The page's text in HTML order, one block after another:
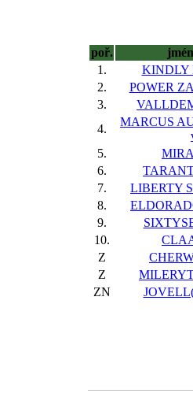
poř.
1.
KINDLY
2.
POWER
3.
4.
MARCUS
5.
6.
7.
LIBERTY
8.
9.
10.
Z
Z
ZN